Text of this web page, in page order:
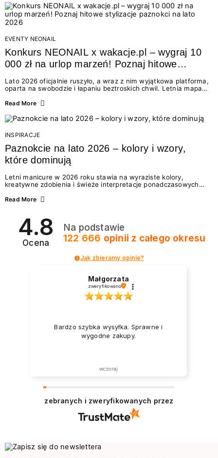
zmysłami: przez soczysty kolor, aksamitną teksturę,
orzeźwiający zapach i słodki akcent na podniebieniu. Tego lata
NEONAIL łączy siły z marką Willisch, tworząc unikalny projekt
na styku jedzenia i piękna....
EVENTY NEONAIL
Konkurs NEONAIL x wakacje.pl – wygraj 10
000 zł na urlop marzeń! Poznaj hitowe
Lato 2026 oficjalnie ruszyło, a wraz z nim wyjątkowa platforma,
oparta na swobodzie i łapaniu beztroskich chwil. Letnia mapa
doświadczenia wakacji – od spontanicznych wyjazdów, przez
Motywem przewodnim jest eksplorowanie i kolekcjonowanie
letnich momentów. Z tej okazji przygotowaliśmy coś absolutnie
wyjątkowego: wielki konkurs z wakacje.pl oraz dawkę
najgorętszych trendów w...
Read More
INSPIRACJE
Paznokcie na lato 2026 – kolory i wzory,
które dominują
Letni manicure w 2026 roku stawia na wyraziste kolory,
kreatywne zdobienia i świeże interpretacje ponadczasowych
zarówno energetycznych odcieni inspirowanych wakacjami, jak
2026? Znajdź inspirację dla swojego manicure!
Read More
4.8
Ocena
Na podstawie
122 666 opinii z całego okresu
Jak zbieramy opinie?
Małgorzata
zweryfikowano
Bardzo szybka wysyłka. Sprawne i
wygodne zakupy.
wczoraj
zebranych i zweryfikowanych przez